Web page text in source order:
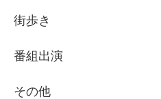
街歩き
番組出演
その他